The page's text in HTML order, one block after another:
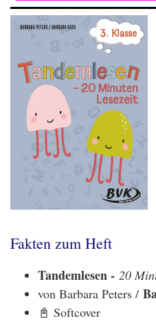
Fakten zum Heft
Tandemlesen - 20
von Barbara Peters /
📓 Softcover